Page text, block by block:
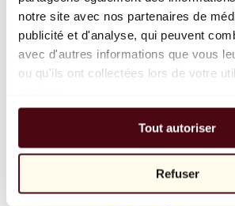
notre site avec nos partenaires de
publicité et d'analyse, qui peuvent
avec d'autres informations que vous
ou qu'ils ont collectées lors de votre
Tout autoriser
Refuser
Balloon Dog (Orange)
Jeff Koons
10 000 €
Parcourir
Tous les sculpteurs
Tous les photographes